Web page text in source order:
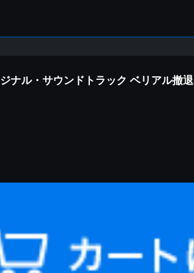
ナル・サウンドトラック ベリアル撤退